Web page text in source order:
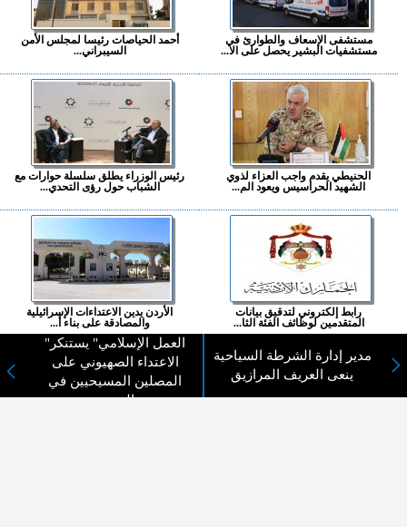
مستشفى الإسعاف والطوارئ في
مستشفيات البشير يحصل على الا...
أحمد الحياصات رئيسا لمجلس الأمن
السيبراني...
الحنيطي يقدم واجب العزاء لذوي
الشهيد الحراسيس ويعود الم...
رئيس الوزراء يطلق سلسلة حوارات مع
الشباب حول رؤى التحدي...
رابط إلكتروني لتدقيق بيانات
المتقدمين لوظائف الفئة الثا...
الأردن يدين الاعتداءات الإسرائيلية
والمصادقة على بناء أ...
اختيارات القراء
مدير إدارة الشرطة السياحية
ينعى العريف المرازيق
"العمل الإسلامي" يستنكر
الاعتداء الصهيوني على
المصلين المسيحيين في
القدس